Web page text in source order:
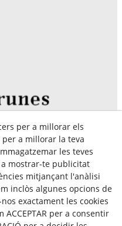
per a millorar els
a millorar la teva
les teves
mostrar-te publicitat
mitjançant l'anàlisi
inclòs algunes opcions de
exactament les cookies
per a consentir